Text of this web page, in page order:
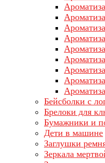
Бейсболки с
Брелоки для
Бумажники и
Дети в машине
Заглушки
Зеркала